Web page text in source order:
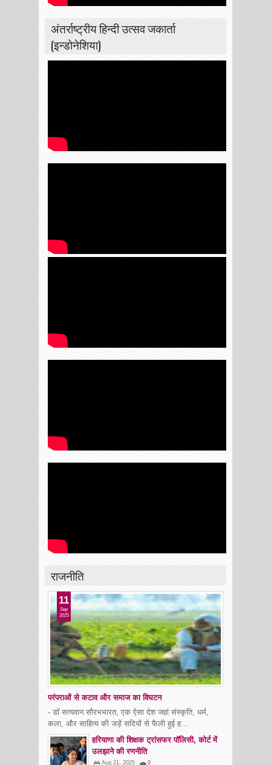
अंतर्राष्ट्रीय हिन्दी उत्सव जकार्ता
(इन्डोनेशिया)
राजनीति
परंपराओं से कटाव और समाज का विघटन
11
Sep
2025
- डॉ सत्यवान सौरभभारत, एक ऐसा देश जहां संस्कृति, धर्म,
कला, और साहित्य की जड़ें सदियों से फैली हुई ह...
हरियाणा की शिक्षक ट्रांसफर पॉलिसी, कोर्ट में
उलझाने की रणनीति
Aug 21, 2025 0